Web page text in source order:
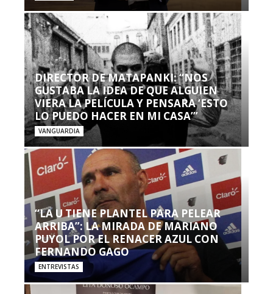
DIRECTOR DE MATAPANKI: “NOS
GUSTABA LA IDEA DE QUE ALGUIEN
VIERA LA PELÍCULA Y PENSARA ‘ESTO
LO PUEDO HACER EN MI CASA’”
VANGUARDIA
“LA U TIENE PLANTEL PARA PELEAR
ARRIBA”: LA MIRADA DE MARIANO
PUYOL POR EL RENACER AZUL CON
FERNANDO GAGO
ENTREVISTAS